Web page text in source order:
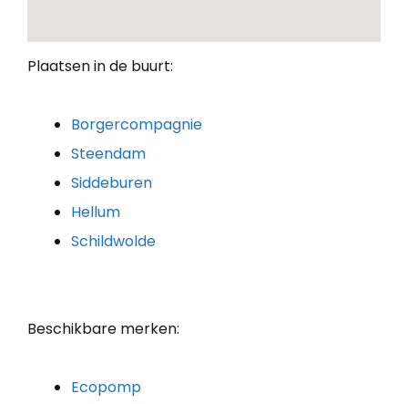
Plaatsen in de buurt:
Borgercompagnie
Steendam
Siddeburen
Hellum
Schildwolde
Beschikbare merken:
Ecopomp